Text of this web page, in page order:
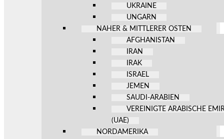
UKRAINE
UNGARN
NAHER & MITTLERER OSTEN
AFGHANISTAN
IRAN
IRAK
ISRAEL
JEMEN
SAUDI-ARABIEN
VEREINIGTE ARABISCHE
(UAE)
NORDAMERIKA